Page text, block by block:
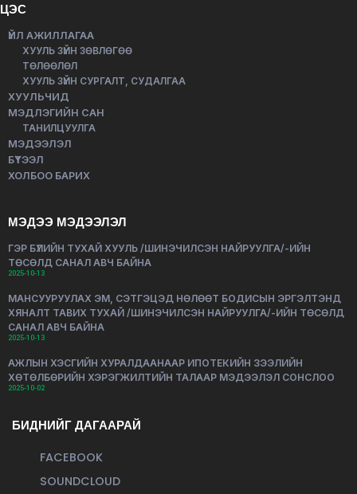
ЦЭС
ҮЙЛ АЖИЛЛАГАА
ХУУЛЬ ЗҮЙН ЗӨВЛӨГӨӨ
ТӨЛӨӨЛӨЛ
ХУУЛЬ ЗҮЙН СУРГАЛТ, СУДАЛГАА
ХУУЛЬЧИД
МЭДЛЭГИЙН САН
ТАНИЛЦУУЛГА
МЭДЭЭЛЭЛ
БҮТЭЭЛ
ХОЛБОО БАРИХ
МЭДЭЭ МЭДЭЭЛЭЛ
ГЭР БҮЛИЙН ТУХАЙ ХУУЛЬ /ШИНЭЧИЛСЭН НАЙРУУЛГА/-ИЙН
ТӨСӨЛД САНАЛ АВЧ БАЙНА
2025-10-13
МАНСУУРУУЛАХ ЭМ, СЭТГЭЦЭД НӨЛӨӨТ БОДИСЫН ЭРГЭЛТЭНД
ХЯНАЛТ ТАВИХ ТУХАЙ /ШИНЭЧИЛСЭН НАЙРУУЛГА/-ИЙН ТӨСӨЛД
САНАЛ АВЧ БАЙНА
2025-10-13
АЖЛЫН ХЭСГИЙН ХУРАЛДААНААР ИПОТЕКИЙН ЗЭЭЛИЙН
ХӨТӨЛБӨРИЙН ХЭРЭГЖИЛТИЙН ТАЛААР МЭДЭЭЛЭЛ СОНСЛОО
2025-10-02
БИДНИЙГ ДАГААРАЙ
FACEBOOK
SOUNDCLOUD